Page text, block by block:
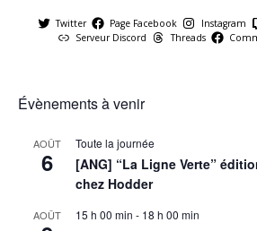
Twitter Page Facebook Instagram
Serveur Discord
Threads
Évènements à venir
AOÛT
6
Toute la journée
[ANG] “La Ligne Verte”
chez Hodder
AOÛT 15 h 00 min - 18 h 00 min